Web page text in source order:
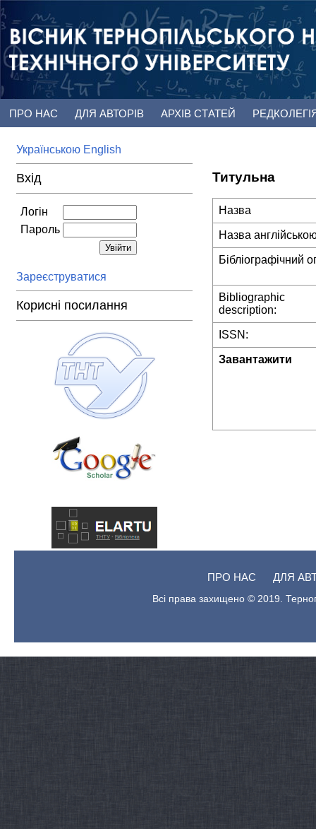
ПРО НАС ДЛЯ АВТОРІВ АРХІВ СТАТЕЙ
Українською English
Вхід
Логін
Пароль
Зареєструватися
Корисні посилання
Титульна
Назва
Назва
Бібліографічний
Bibliographic
description:
ISSN:
Завантажити
ПРО НАС ДЛЯ
Всі права захищено © 2019.